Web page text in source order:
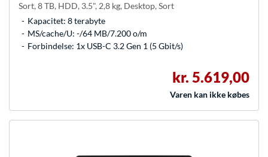
Sort, 8 TB, HDD, 3.5", 2,8 kg, Desktop, Sort
Kapacitet: 8 terabyte
MS/cache/U: -/64 MB/7.200 o/m
Forbindelse: 1x USB-C 3.2 Gen 1 (5 Gbit/s)
kr. 5.619,00
Varen kan ikke købes